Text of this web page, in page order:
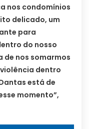
nos condomínios
delicado, um
para
do nosso
de nos somarmos
dentro
está de
momento”,